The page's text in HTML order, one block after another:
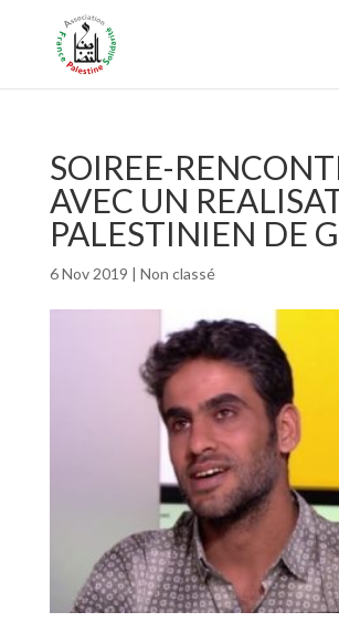
SOIREE-
AVEC UN
PALESTINIEN DE
6 Nov 2019 | Non classé